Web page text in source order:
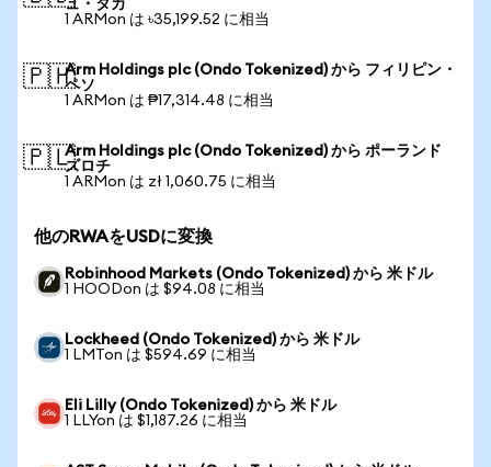
ュ・タカ
1 ARMon は ৳35,199.52 に相当
🇵🇭Arm Holdings plc (Ondo Tokenized) から フィリピン・
ペソ
1 ARMon は ₱17,314.48 に相当
🇵🇱Arm Holdings plc (Ondo Tokenized) から ポーランド
ズロチ
1 ARMon は zł 1,060.75 に相当
他のRWAをUSDに変換
Robinhood Markets (Ondo Tokenized) から 米ドル
1 HOODon は $94.08 に相当
Lockheed (Ondo Tokenized) から 米ドル
1 LMTon は $594.69 に相当
Eli Lilly (Ondo Tokenized) から 米ドル
1 LLYon は $1,187.26 に相当